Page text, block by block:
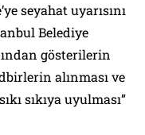
seyahat uyarısını
Belediye
gösterilerin
alınması ve
sıkıya uyulması”